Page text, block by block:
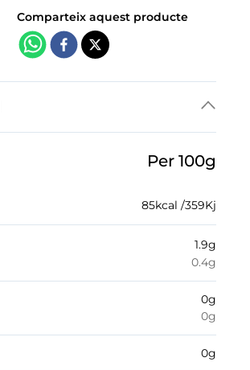
Per 100g
85kcal /359Kj
1.9g
0.4g
0g
0g
0g